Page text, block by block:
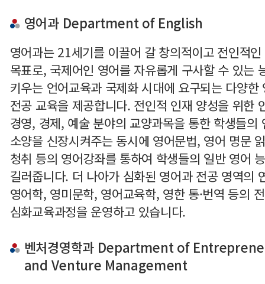
영어과 Department of English
영어과는 21세기를 이끌어 갈 창의적이고 전인적
목표로, 국제어인 영어를 자유롭게 구사할 수 있는
키우는 언어교육과 국제화 시대에 요구되는 다양한
전공 교육을 제공합니다. 전인적 인재 양성을 위한
경영, 경제, 예술 분야의 교양과목을 통한 학생들의
소양을 신장시켜주는 동시에 영어문법, 영어 명문
청취 등의 영어강좌를 통하여 학생들의 일반 영어
길러줍니다. 더 나아가 심화된 영어과 전공 영역의
영어학, 영미문학, 영어교육학, 영한 통·번역 등의
심화교육과정을 운영하고 있습니다.
벤처경영학과 Department of
and Venture Management